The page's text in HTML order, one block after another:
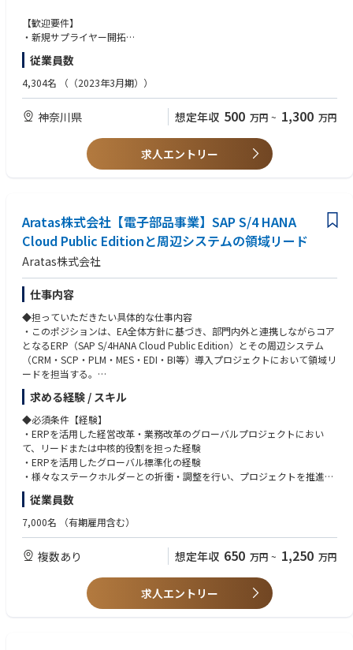
【歓迎要件】
・新規サプライヤー開拓
・サプライヤー監査
・工程改善、品質改善、コスト改善
従業員数
4,304名 （（2023年3月期））
神奈川県 想定年収 500 万円 ~ 1,300 万円
求人エントリー
Aratas株式会社【電子部品事業】SAP S/4 HANA
Cloud Public Editionと周辺システムの領域リード
Aratas株式会社
仕事内容
◆担っていただきたい具体的な仕事内容
・このポジションは、EA全体方針に基づき、部門内外と連携しながらコア
となるERP（SAP S/4HANA Cloud Public Edition）とその周辺システム
（CRM・SCP・PLM・MES・EDI・BI等）導入プロジェクトにおいて領域リ
ードを担当する。
・ERP導入については、日本から開始し、EU、中国、APAC、アメリカの
順に展開し、3年を目途に完了することを目標としている。
・日本での立上げフェーズをリードするとともに、グローバル展開に向け
た導入モデルの確立および各地域展開の推進を担う。
◆具体的な仕事内容に対しての期待する成果
・SAP S/4HANA Cloud Public Editionと周辺システムの導入を領域リード
・Fit to Standardを徹底し、過剰なカスタマイズを抑制した持続可能なシ
ステム基盤を構築
・グローバルステークホルダーを巻き込み、プロジェクトを完遂し、独立
後の事業運営をITで支える基盤を確立
この仕事では、EA全体方針に基づき、経営・業務と連携しながらERP導入
という中核プロジェクトの各領域をリードし、グローバルに展開してい
求める経験 / スキル
◆必須条件【経験】
・ERPを活用した経営改革・業務改革のグローバルプロジェクトにおい
て、リードまたは中核的役割を担った経験
・ERPを活用したグローバル標準化の経験
・様々なステークホルダーとの折衝・調整を行い、プロジェクトを推進し
た経験
◆必須条件【スキル】
定領域に強みを保有）
・日本語・英語ともにビジネスレベル（グローバルプロジェクトでの会
議・資料作成・コミュニケーションが可能）
従業員数
7,000名 （有期雇用含む）
複数あり 想定年収 650 万円 ~ 1,250 万円
求人エントリー